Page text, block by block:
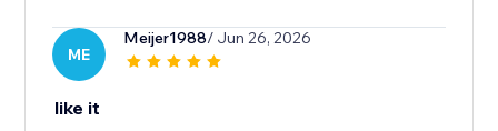
ME
Meijer1988/ Jun 26, 2026
like it